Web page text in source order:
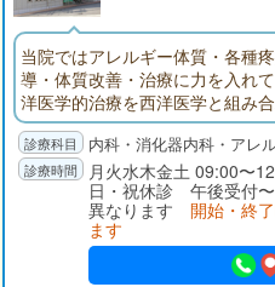
さまにも増えています。お身体
にて血液検査を受けていただく
児科ではお子さまの定期予防接
の方は無料で接種可能です。当
芹川駅から徒歩約16分、JR東海
場所にあります。駐車場は15台
当院ではアレルギー体質・各種
導・体質改善・治療に力を入れ
洋医学的治療を西洋医学と組み
す。また眼科での白内障・緑内
のポリープ・癌のポリペクトミ
新の設備で日帰り手術を行って
内科・消化器内科・アレ
月火水木金土 09:00〜
日・祝休診 午後受付
異なります 開始・終
ます